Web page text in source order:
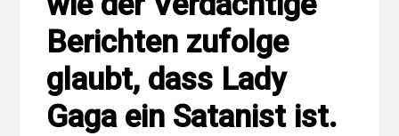
Berichten zufolge
glaubt, dass Lady
Gaga ein Satanist ist.